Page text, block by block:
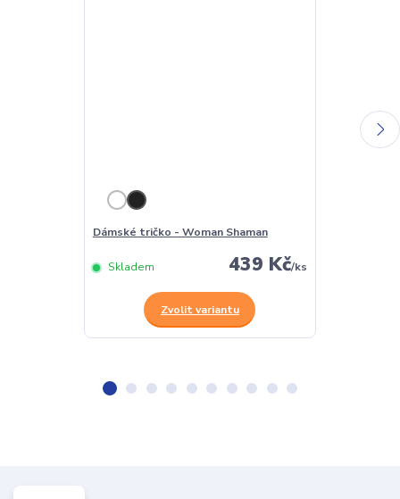
Dámské tričko - Woman Shaman
439 Kč/ks
Skladem
Zvolit variantu